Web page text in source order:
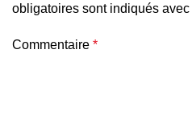
obligatoires sont indiqués avec
Commentaire *